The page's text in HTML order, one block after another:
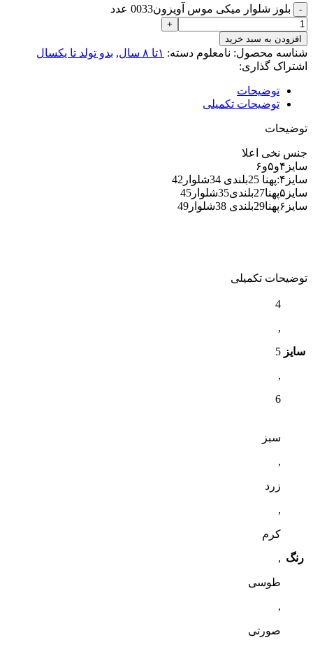
بلوز شلوار میکی موس آویزون0033 عدد
افزودن به سبد خرید
شناسه محصول: نامعلوم دسته: ۱تا ۸ سال , بدو تولد تا یکسال
اشتراک گذاری:
توضیحات
توضیحات تکمیلی
توضیحات
جنس نخی اعلا
سایز۴و۵و۶
سایز۴:پهنا 25بلندی 34شلوار42
سایز۵پهنا27بلندی35شلوار45
سایز۶پهنا29بلندی 38شلوار49
توضیحات تکمیلی
سایز
4
,
5
,
6
رنگ
سبز
,
زرد
,
کرم
,
طوسی
,
صورتی